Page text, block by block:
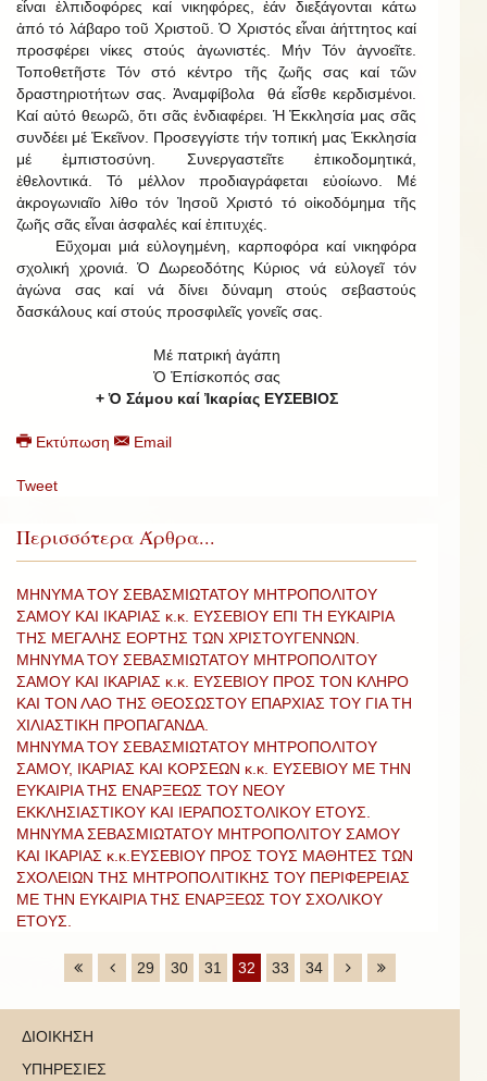
εἶναι ἐλπιδοφόρες καί νικηφόρες, ἐάν διεξάγονται κάτω
ἀπό τό λάβαρο τοῦ Χριστοῦ. Ὁ Χριστός εἶναι ἀήττητος καί
προσφέρει νίκες στούς ἀγωνιστές. Μήν Τόν ἀγνοεῖτε.
Τοποθετῆστε Τόν στό κέντρο τῆς ζωῆς σας καί τῶν
δραστηριοτήτων σας. Ἀναμφίβολα θά εἶσθε κερδισμένοι.
Καί αὐτό θεωρῶ, ὅτι σᾶς ἐνδιαφέρει. Ἡ Ἐκκλησία μας σᾶς
συνδέει μέ Ἐκεῖνον. Προσεγγίστε τήν τοπική μας Ἐκκλησία
μέ ἐμπιστοσύνη. Συνεργαστεῖτε ἐπικοδομητικά,
ἐθελοντικά. Τό μέλλον προδιαγράφεται εὐοίωνο. Μέ
ἀκρογωνιαῖο λίθο τόν Ἰησοῦ Χριστό τό οἰκοδόμημα τῆς
ζωῆς σᾶς εἶναι ἀσφαλές καί ἐπιτυχές.
Εὔχομαι μιά εὐλογημένη, καρποφόρα καί νικηφόρα
σχολική χρονιά. Ὁ Δωρεοδότης Κύριος νά εὐλογεῖ τόν
ἀγώνα σας καί νά δίνει δύναμη στούς σεβαστούς
δασκάλους καί στούς προσφιλεῖς γονεῖς σας.
Μέ πατρική ἀγάπη
Ὁ Ἐπίσκοπός σας
+ Ὁ Σάμου καί Ἰκαρίας ΕΥΣΕΒΙΟΣ
Εκτύπωση Email
Tweet
Περισσότερα Άρθρα...
ΜΗΝΥΜΑ ΤΟΥ ΣΕΒΑΣΜΙΩΤΑΤΟΥ ΜΗΤΡΟΠΟΛΙΤΟΥ
ΣΑΜΟΥ ΚΑΙ ΙΚΑΡΙΑΣ κ.κ. ΕΥΣΕΒΙΟΥ ΕΠΙ ΤΗ ΕΥΚΑΙΡΙΑ
ΤΗΣ ΜΕΓΑΛΗΣ ΕΟΡΤΗΣ ΤΩΝ ΧΡΙΣΤΟΥΓΕΝΝΩΝ.
ΜΗΝΥΜΑ ΤΟΥ ΣΕΒΑΣΜΙΩΤΑΤΟΥ ΜΗΤΡΟΠΟΛΙΤΟΥ
ΣΑΜΟΥ ΚΑΙ ΙΚΑΡΙΑΣ κ.κ. ΕΥΣΕΒΙΟΥ ΠΡΟΣ ΤΟΝ ΚΛΗΡΟ
ΚΑΙ ΤΟΝ ΛΑΟ ΤΗΣ ΘΕΟΣΩΣΤΟΥ ΕΠΑΡΧΙΑΣ ΤΟΥ ΓΙΑ ΤΗ
ΧΙΛΙΑΣΤΙΚΗ ΠΡΟΠΑΓΑΝΔΑ.
ΜΗΝΥΜΑ ΤΟΥ ΣΕΒΑΣΜΙΩΤΑΤΟΥ ΜΗΤΡΟΠΟΛΙΤΟΥ
ΣΑΜΟΥ, ΙΚΑΡΙΑΣ ΚΑΙ ΚΟΡΣΕΩΝ κ.κ. ΕΥΣΕΒΙΟΥ ΜΕ ΤΗΝ
ΕΥΚΑΙΡΙΑ ΤΗΣ ΕΝΑΡΞΕΩΣ ΤΟΥ ΝΕΟΥ
ΕΚΚΛΗΣΙΑΣΤΙΚΟΥ ΚΑΙ ΙΕΡΑΠΟΣΤΟΛΙΚΟΥ ΕΤΟΥΣ.
ΜΗΝΥΜΑ ΣΕΒΑΣΜΙΩΤΑΤΟΥ ΜΗΤΡΟΠΟΛΙΤΟΥ ΣΑΜΟΥ
ΚΑΙ ΙΚΑΡΙΑΣ κ.κ.ΕΥΣΕΒΙΟΥ ΠΡΟΣ ΤΟΥΣ ΜΑΘΗΤΕΣ ΤΩΝ
ΣΧΟΛΕΙΩΝ ΤΗΣ ΜΗΤΡΟΠΟΛΙΤΙΚΗΣ ΤΟΥ ΠΕΡΙΦΕΡΕΙΑΣ
ΜΕ ΤΗΝ ΕΥΚΑΙΡΙΑ ΤΗΣ ΕΝΑΡΞΕΩΣ ΤΟΥ ΣΧΟΛΙΚΟΥ
ΕΤΟΥΣ.
29 30 31 32 33 34
ΔΙΟΙΚΗΣΗ
ΥΠΗΡΕΣΙΕΣ